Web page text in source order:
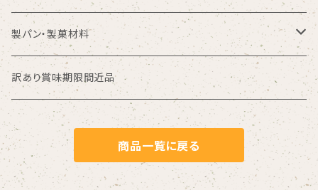
製パン・製菓材料
フラワーペースト
油脂加工食品
ジャム・ゼリー
訳あり賞味期限間近品
商品一覧に戻る